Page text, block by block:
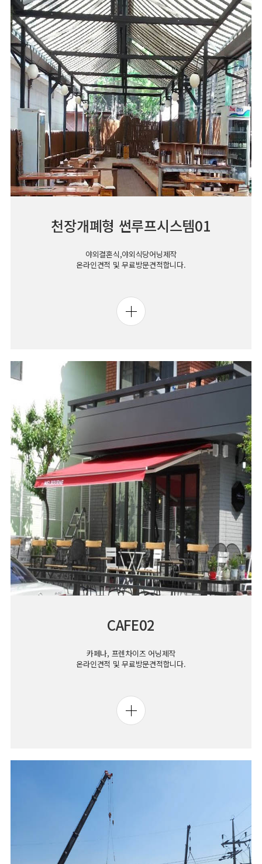
천장개폐형 썬루프시스템01
야외결혼식,야외식당어닝제작
온라인견적 및 무료방문견적합니다.
CAFE02
카페나, 프렌차이즈 어닝제작
온라인견적 및 무료방문견적합니다.